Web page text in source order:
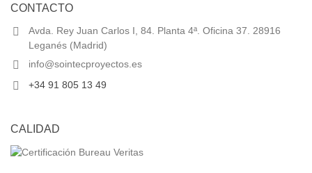
CONTACTO
Avda. Rey Juan Carlos I, 84. Planta 4ª. Oficina 37. 28916
Leganés (Madrid)
info@sointecproyectos.es
+34 91 805 13 49
CALIDAD